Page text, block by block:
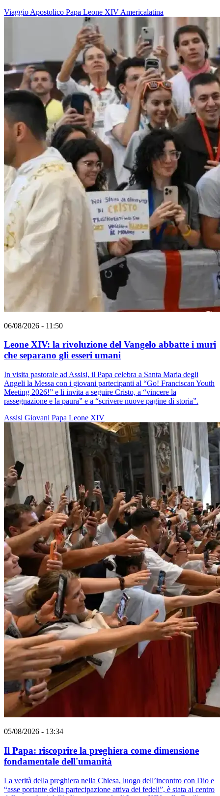
Viaggio Apostolico Papa Leone XIV Americalatina
06/08/2026 - 11:50
Leone XIV: la rivoluzione del Vangelo abbatte i muri
che separano gli esseri umani
In visita pastorale ad Assisi, il Papa celebra a Santa Maria degli
Angeli la Messa con i giovani partecipanti al “Go! Franciscan Youth
Meeting 2026!” e li invita a seguire Cristo, a “vincere la
rassegnazione e la paura” e a “scrivere nuove pagine di storia”.
Assisi Giovani Papa Leone XIV
05/08/2026 - 13:34
Il Papa: riscoprire la preghiera come dimensione
fondamentale dell'umanità
La verità della preghiera nella Chiesa, luogo dell’incontro con Dio e
“asse portante della partecipazione attiva dei fedeli”, è stata al centro